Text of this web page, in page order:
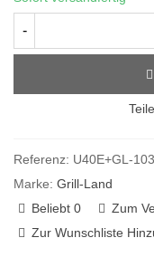
-
Referenz: U40E+GL-
Marke: Grill-Land
Beliebt 0 Zum
Zur Wunschliste